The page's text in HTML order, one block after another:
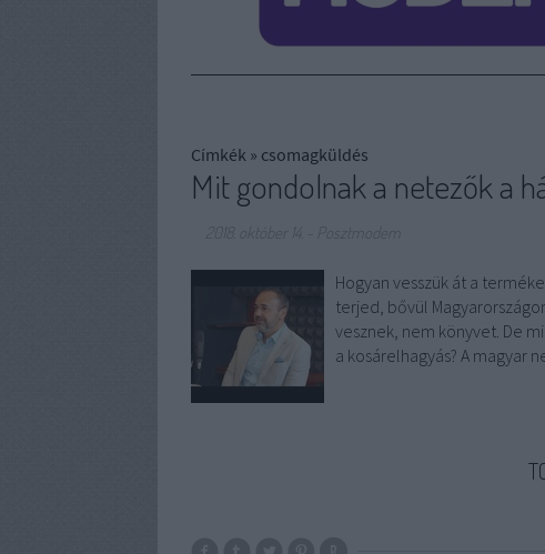
Címkék » csomagküldés
Mit gondolnak a netezők a
2018. október 14. Posztmodem
Hogyan vesszük át a
terjed, bővül
vesznek, nem könyvet. De
a kosárelhagyás? A